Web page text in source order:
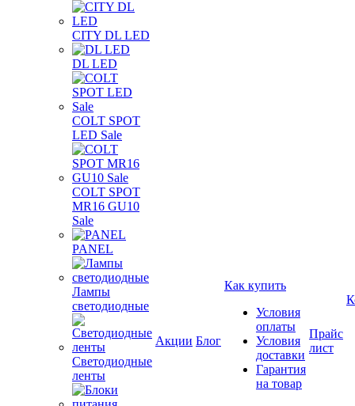
CITY DL LED
DL LED
COLT SPOT
LED Sale
COLT SPOT
MR16 GU10
Sale
PANEL
Лампы
светодиодные
Светодиодные
ленты
Акции Блог
Как купить
Условия
оплаты
Условия
доставки
Гарантия
на товар
Прайс
лист